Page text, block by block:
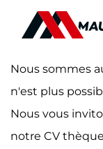
Nous sommes
n'est plus
Nous vous
notre CV